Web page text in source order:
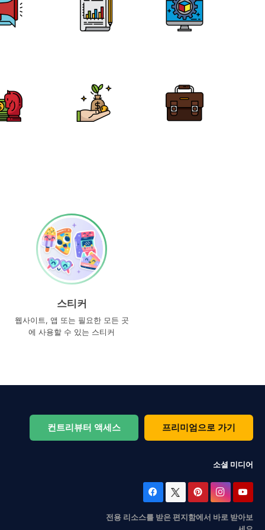
스티커
웹사이트, 앱 또는 필요한 모든 곳
에 사용할 수 있는 스티커
컨트리뷰터 액세스 프리미엄으로 가기
소셜 미디어
전용 리소스를 받은 편지함에서 바로 받아보